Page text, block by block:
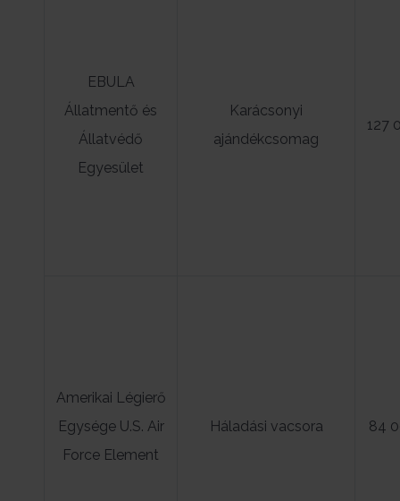
EBULA
Állatmentő és
Állatvédő
Egyesület
Karácsonyi
ajándékcsomag
127
Amerikai Légierő
Egysége U.S. Air
Force Element
Háladási vacsora 84